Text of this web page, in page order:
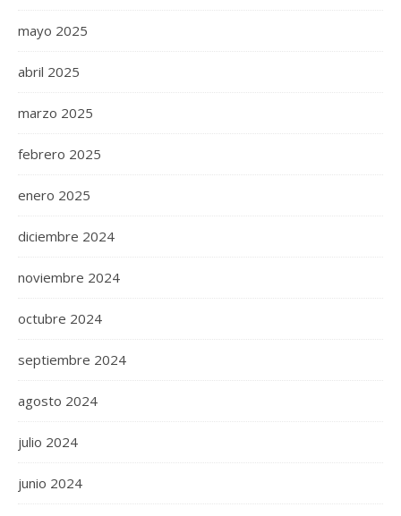
mayo 2025
abril 2025
marzo 2025
febrero 2025
enero 2025
diciembre 2024
noviembre 2024
octubre 2024
septiembre 2024
agosto 2024
julio 2024
junio 2024